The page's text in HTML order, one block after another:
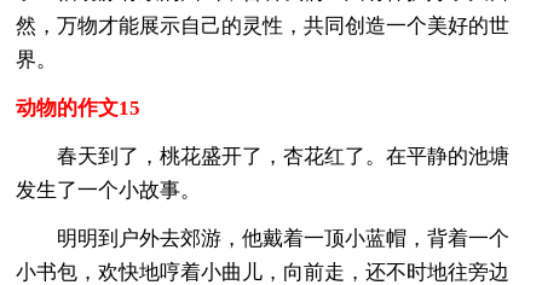
然，万物才能展示自己的灵性，共同创造一个美好的世
界。
动物的作文15
春天到了，桃花盛开了，杏花红了。在平静的池塘
发生了一个小故事。
明明到户外去郊游，他戴着一顶小蓝帽，背着一个
小书包，欢快地哼着小曲儿，向前走，还不时地往旁边